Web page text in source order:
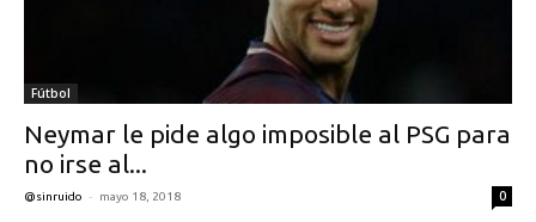
Fútbol
Neymar le pide algo imposible al PSG para
no irse al...
@sinruido - mayo 18, 2018 0